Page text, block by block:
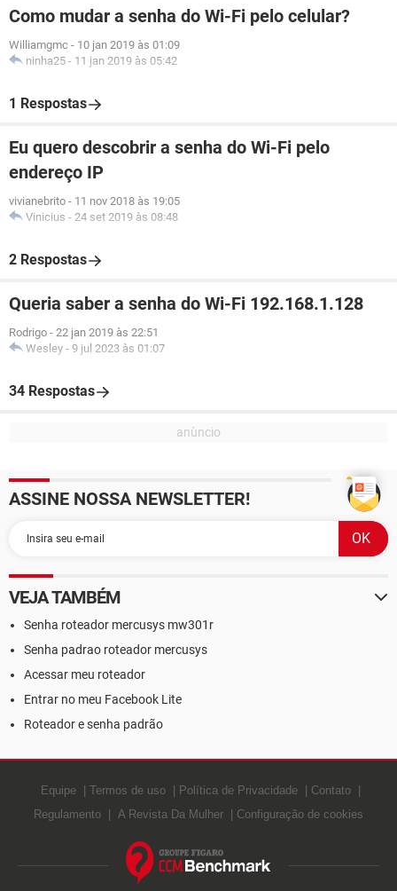
Como mudar a senha do Wi-Fi pelo celular?
Williamgmc - 10 jan 2019 às 01:09
ninha25 - 11 jan 2019 às 05:42
1 Respostas
Eu quero descobrir a senha do Wi-Fi pelo
endereço IP
vivianebrito - 11 nov 2018 às 19:05
Vinicius - 24 set 2019 às 08:48
2 Respostas
Queria saber a senha do Wi-Fi 192.168.1.128
Rodrigo - 22 jan 2019 às 22:51
Wesley - 9 jul 2023 às 01:07
34 Respostas
ASSINE NOSSA NEWSLETTER!
VEJA TAMBÉM
Senha roteador mercusys mw301r
Senha padrao roteador mercusys
Acessar meu roteador
Entrar no meu Facebook Lite
Roteador e senha padrão
Equipe Termos de uso Política de Privacidade
Contato
Regulamento
A Revista Da Mulher Configuração de cookies